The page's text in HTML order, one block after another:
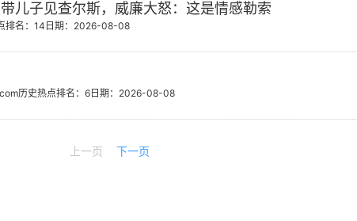
儿子见查尔斯，威廉大怒：这是情感勒索
排名：14 日期：2026-08-08
历史热点排名：6 日期：2026-08-08
上一页 下一页